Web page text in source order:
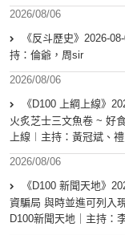
2026/08/06
《反斗歷史》2026-
持：倫爺，周sir
2026/08/06
《D100 上綱上線》
火炙芝士三文魚卷 ~ 好
上線︱主持：黃冠斌、
2026/08/06
《D100 新聞天地》
資騙局 與時並進可列入
D100新聞天地｜主持：